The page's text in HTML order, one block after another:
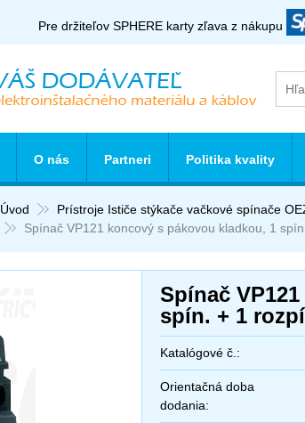
Pre držiteľov SPHERE karty zľava z nákupu
Úvod Prístroje Ističe stýkače vačkové spínače
Spínač VP121 koncový s pákovou kladkou, 1
Spínač
spín. + 1
Katalógové č.:
Orientačná doba
dodania:
O nás Partneri Politika kvality